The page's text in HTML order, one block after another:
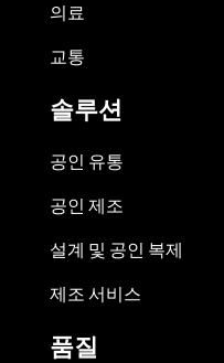
의료
교통
솔루션
공인 유통
공인 제조
설계 및 공인 복제
제조 서비스
품질